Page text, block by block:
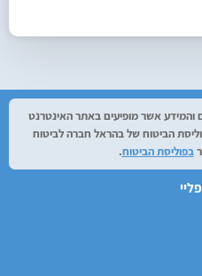
עודכן בתאריך:14/07/2026, בשעה 12:29
והמידע אשר מופיעים באתר האינטרנט
הביטוח של בהראל חברה לביטוח
בפוליסת הביטוח.